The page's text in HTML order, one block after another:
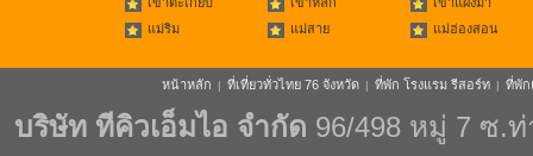
แม่ริม
แม่สาย แม่ฮ่องสอน
หน้าหลัก | ที่เที่ยวทั่วไทย 76 จังหวัด | ที่พัก โรงแรม รีสอร์ท | ที่พัก
บริษัท ทีคิวเอ็มไอ จำกัด 96/498 หมู่ 7 ซ.